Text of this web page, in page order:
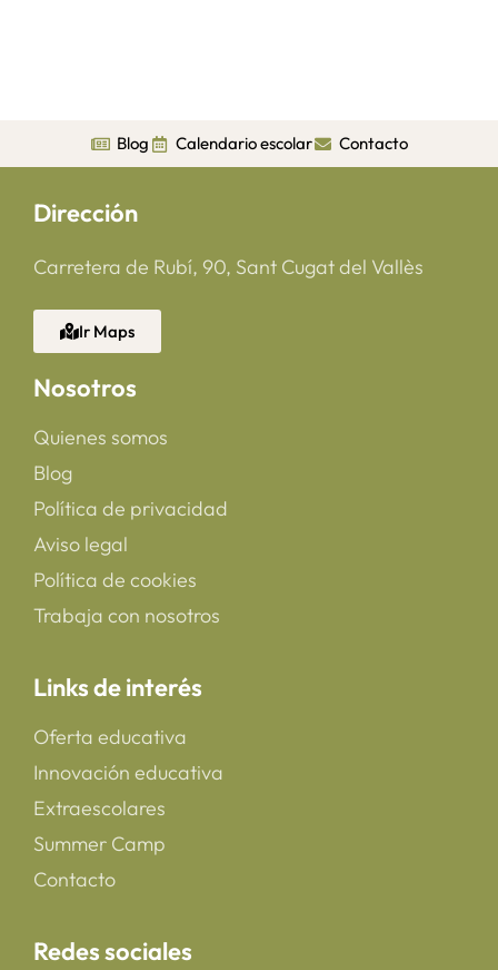
Blog Calendario escolar Contacto
Dirección
Carretera de Rubí, 90, Sant Cugat del Vallès
Ir Maps
Nosotros
Quienes somos
Blog
Política de privacidad
Aviso legal
Política de cookies
Trabaja con nosotros
Links de interés
Oferta educativa
Innovación educativa
Extraescolares
Summer Camp
Contacto
Redes sociales